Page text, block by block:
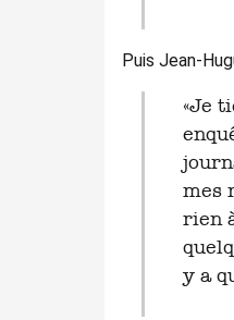
Puis Jean-
«Je tiens cependant à vous préciser que depuis la médiatisation de cette
mes
rien
y a